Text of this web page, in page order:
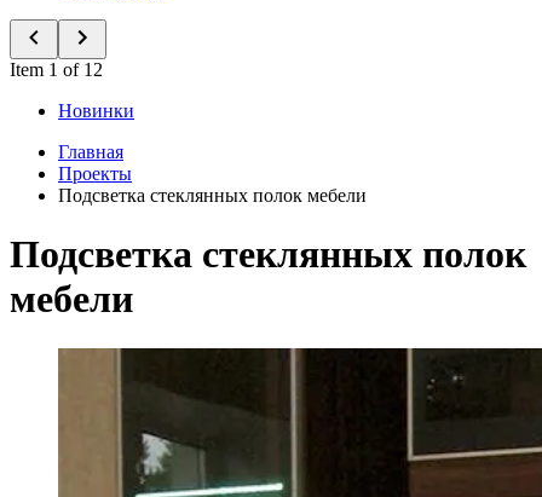
Item 1 of 12
Новинки
Главная
Проекты
Подсветка стеклянных полок мебели
Подсветка стеклянных полок
мебели